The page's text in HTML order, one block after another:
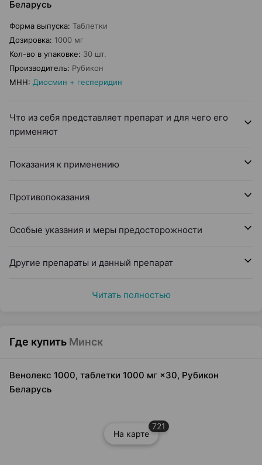
Беларусь
Форма выпуска: Таблетки
Дозировка: 1000 мг
Кол-во в упаковке: 30 шт.
Производитель: Рубикон
МНН: Диосмин + гесперидин
Что из себя представляет препарат и для чего его
применяют
Показания к применению
Противопоказания
Особые указания и меры предосторожности
Другие препараты и данный препарат
Читать полностью
Где купить Минск
Венолекс 1000, таблетки 1000 мг ×30, Рубикон
Беларусь
На карте
721